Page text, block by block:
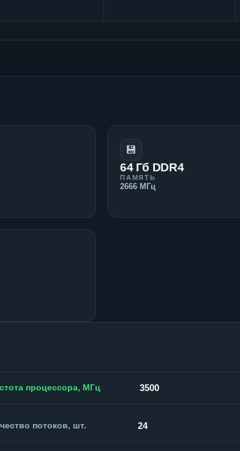
💾
64 Гб DDR4
ПАМЯТЬ
2666 МГц
процессора, МГц 3500
потоков, шт. 24